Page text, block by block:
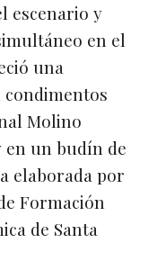
escenario y
en el
una
condimentos
Molino
un budín de
elaborada por
Formación
de Santa